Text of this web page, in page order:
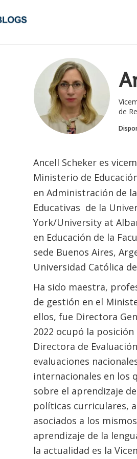
de
Ancell Scheker es
Ministerio de
en Administración de
Educativas de la
York/University at
en Educación de la
sede Buenos Aires,
Universidad Católica
Ha sido maestra,
de gestión en el
ellos, fue Directora
2022 ocupó la
Directora de
evaluaciones
internacionales en los
sobre el aprendizaje
políticas curriculares,
asociados a los
aprendizaje de la
la actualidad es la